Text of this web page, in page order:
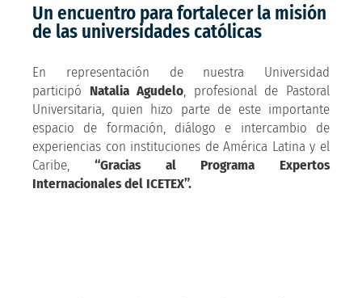
Un encuentro para fortalecer la misión
de las universidades católicas
En representación de nuestra Universidad
participó Natalia Agudelo, profesional de Pastoral
Universitaria, quien hizo parte de este importante
espacio de formación, diálogo e intercambio de
experiencias con instituciones de América Latina y el
Caribe, “Gracias al Programa Expertos
Internacionales del ICETEX”.